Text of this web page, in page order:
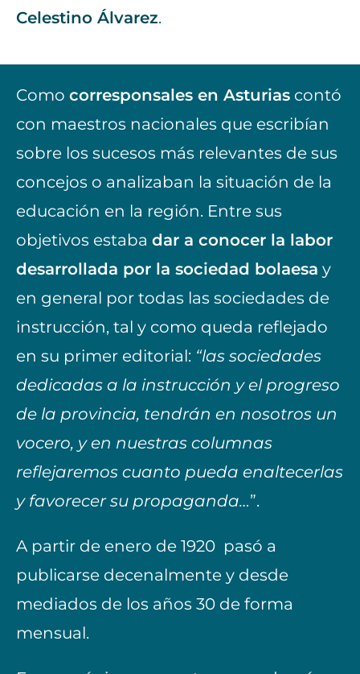
Celestino Álvarez.
Como corresponsales en Asturias contó
con maestros nacionales que escribían
sobre los sucesos más relevantes de sus
concejos o analizaban la situación de la
educación en la región. Entre sus
objetivos estaba dar a conocer la labor
desarrollada por la sociedad bolaesa y
en general por todas las sociedades de
instrucción, tal y como queda reflejado
en su primer editorial: “las sociedades
dedicadas a la instrucción y el progreso
de la provincia, tendrán en nosotros un
vocero, y en nuestras columnas
reflejaremos cuanto pueda enaltecerlas
y favorecer su propaganda…”.
A partir de enero de 1920 pasó a
publicarse decenalmente y desde
mediados de los años 30 de forma
mensual.